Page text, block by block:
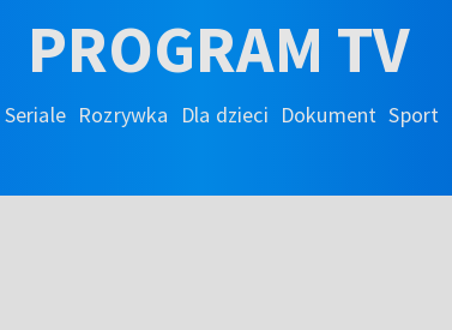
PROGRAM TV
Seriale Rozrywka Dla dzieci Dokument Sport